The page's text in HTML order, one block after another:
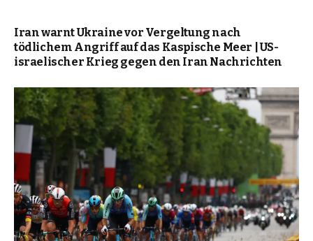
Iran warnt Ukraine vor Vergeltung nach
tödlichem Angriff auf das Kaspische Meer | US-
israelischer Krieg gegen den Iran Nachrichten